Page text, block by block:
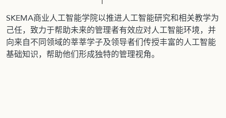
SKEMA商业人工智能学院以推进人工智能研究和相关教学为
己任，致力于帮助未来的管理者有效应对人工智能环境，并
向来自不同领域的莘莘学子及领导者们传授丰富的人工智能
基础知识，帮助他们形成独特的管理视角。